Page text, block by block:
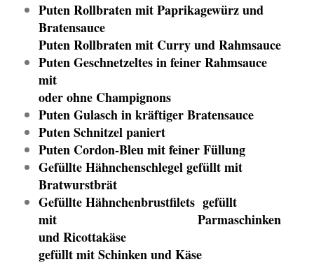
Puten Rollbraten mit Paprikagewürz und
Bratensauce
Puten Rollbraten mit Curry und Rahmsauce
Puten Geschnetzeltes in feiner Rahmsauce
mit
oder ohne Champignons
Puten Gulasch in kräftiger Bratensauce
Puten Schnitzel paniert
Puten Cordon-Bleu mit feiner Füllung
Gefüllte Hähnchenschlegel gefüllt mit
Bratwurstbrät
Gefüllte Hähnchenbrustfilets gefüllt
mit Parmaschinken
und Ricottakäse
gefüllt mit Schinken und Käse